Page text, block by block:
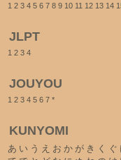
1 2 3 4 5 6 7 8 9 10 11 12 13 14
JLPT
1 2 3 4
JOUYOU
1 2 3 4 5 6 7 *
KUNYOMI
あ い う え お か が き く ぐ